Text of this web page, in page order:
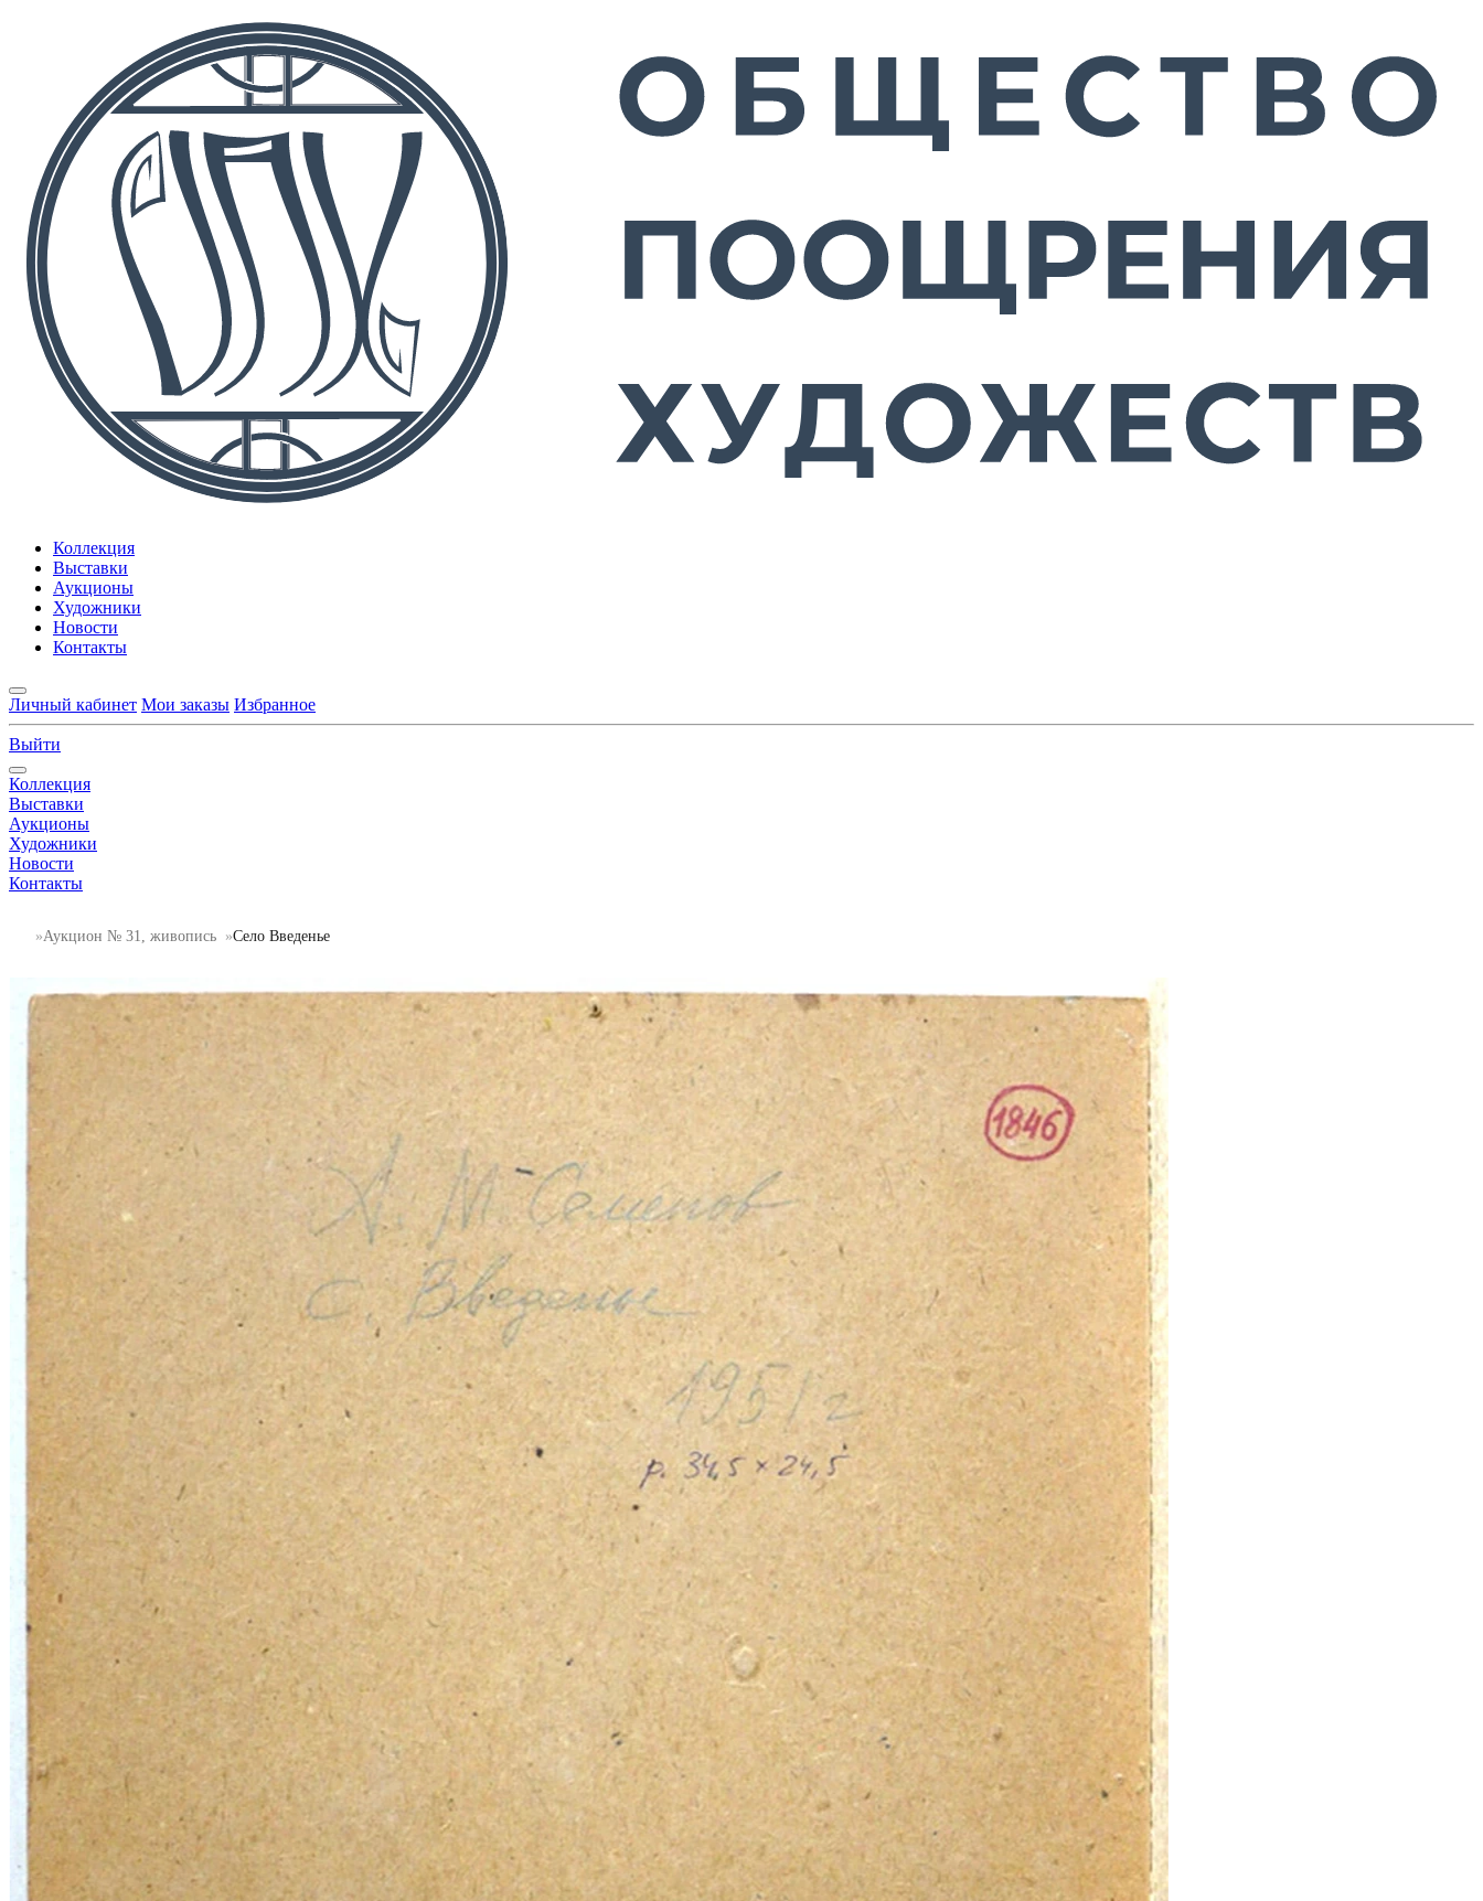
Коллекция
Выставки
Аукционы
Художники
Новости
Контакты
Личный кабинет Мои заказы Избранное
Выйти
Коллекция
Выставки
Аукционы
Художники
Новости
Контакты
Аукцион № 31, живопись Село Введенье